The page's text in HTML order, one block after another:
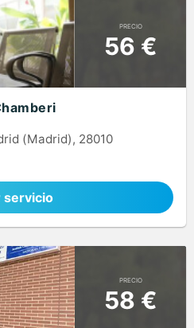
PRECIO
56 €
(Madrid), 28010
servicio
PRECIO
58 €